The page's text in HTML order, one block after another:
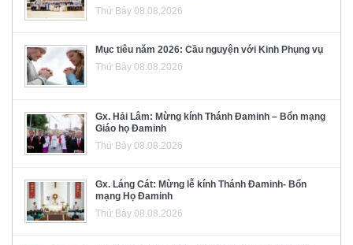
Thứ Bảy 08.08.2026
Mục tiêu năm 2026: Cầu nguyện với Kinh Phụng vụ
Thứ Bảy 08.08.2026
Gx. Hải Lâm: Mừng kính Thánh Đaminh – Bổn mạng
Giáo họ Đaminh
Thứ Bảy 08.08.2026
Gx. Láng Cát: Mừng lễ kính Thánh Đaminh- Bổn
mạng Họ Đaminh
Thứ Bảy 08.08.2026